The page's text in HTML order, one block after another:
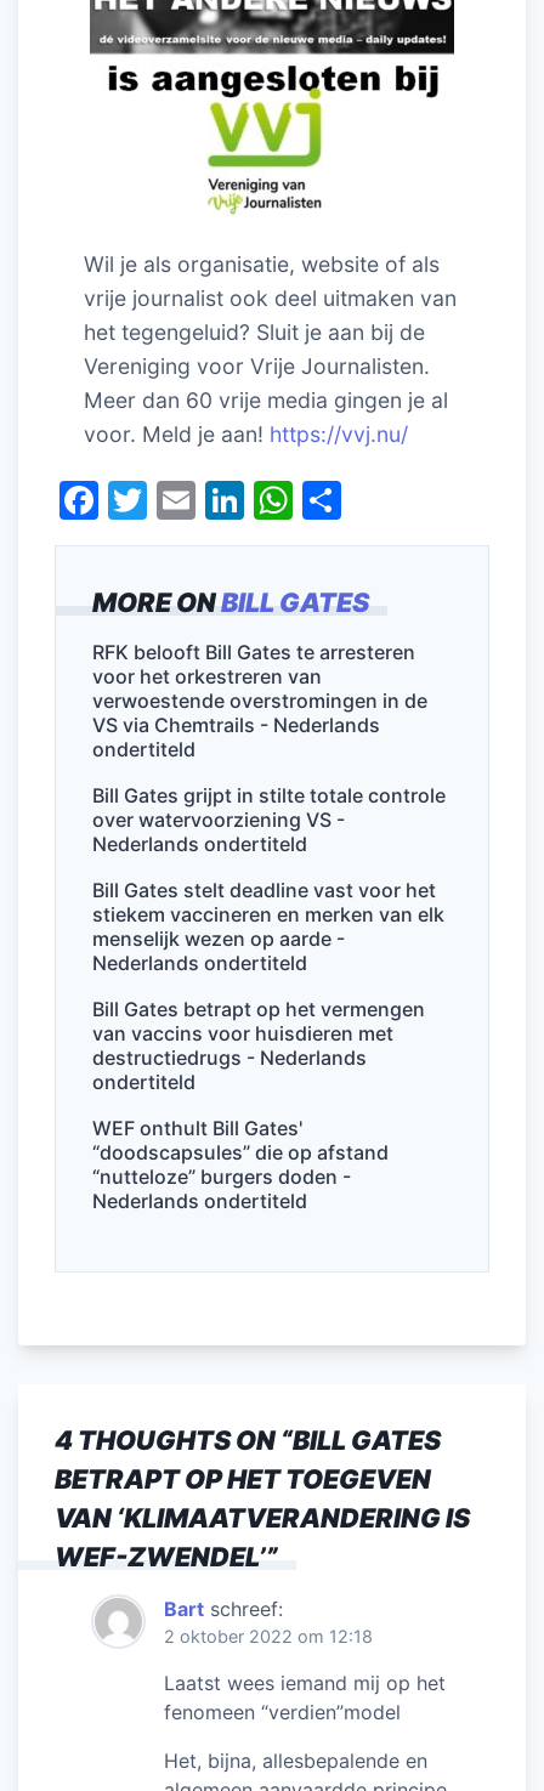
MORE ONBILL GATES
RFK belooft Bill Gates te arresteren
voor het orkestreren van
verwoestende overstromingen in de
VS via Chemtrails - Nederlands
ondertiteld
Bill Gates grijpt in stilte totale controle
over watervoorziening VS -
Nederlands ondertiteld
Bill Gates stelt deadline vast voor het
stiekem vaccineren en merken van elk
menselijk wezen op aarde -
Nederlands ondertiteld
Bill Gates betrapt op het vermengen
van vaccins voor huisdieren met
destructiedrugs - Nederlands
ondertiteld
WEF onthult Bill Gates'
“doodscapsules” die op afstand
“nutteloze” burgers doden -
Nederlands ondertiteld
Wil je als organisatie, website of als
vrije journalist ook deel uitmaken van
het tegengeluid? Sluit je aan bij de
Vereniging voor Vrije Journalisten.
Meer dan 60 vrije media gingen je al
voor. Meld je aan! https://vvj.nu/
F
a
e
b
o
o
k
T
w
er
E
m
l
Li
n
e
dI
n
W
h
s
A
p
p
el
n
4 THOUGHTS ON “BILL GATES
BETRAPT OP HET TOEGEVEN
VAN ‘KLIMAATVERANDERING IS
WEF-ZWENDEL’”
Bart schreef:
2 oktober 2022 om 12:18
Laatst wees iemand mij op het
fenomeen “verdien”model
Het, bijna, allesbepalende en